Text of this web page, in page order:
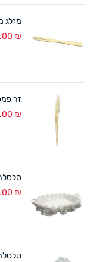
מזלג
₪
זר
₪
סלסלה
₪
סלסלה